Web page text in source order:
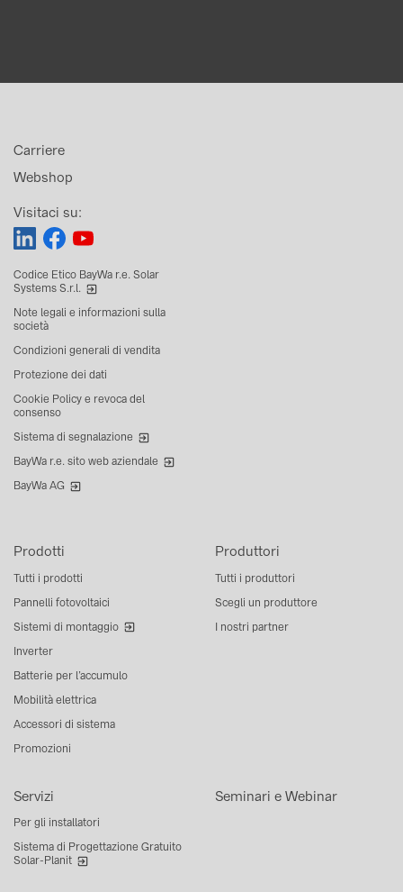
Prodotti
Tutti i prodotti
Pannelli fotovoltaici
Sistemi di montaggio
Inverter
Batterie per l’accumulo
Mobilità elettrica
Accessori di sistema
Promozioni
Produttori
Tutti i produttori
Scegli un produttore
I nostri partner
Servizi
Per gli installatori
Sistema di Progettazione Gratuito
Solar-Planit
Seminari e Webinar
Webshop
Carriere
Visitaci su:
Codice Etico BayWa r.e. Solar
Systems S.r.l.
Note legali e informazioni sulla
società
Condizioni generali di vendita
Protezione dei dati
Cookie Policy e revoca del
consenso
Sistema di segnalazione
BayWa r.e. sito web aziendale
BayWa AG